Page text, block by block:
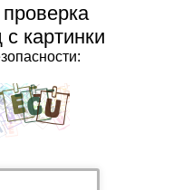
картинки